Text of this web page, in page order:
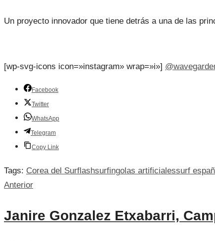
Un proyecto innovador que tiene detrás a una de las
[wp-svg-icons icon=»instagram» wrap=»i»]
Facebook
Twitter
WhatsApp
Telegram
Copy Link
Tags: Corea del Surflashsurfingolas artificialessurf
Anterior
Janire Gonzalez Etxabarri,